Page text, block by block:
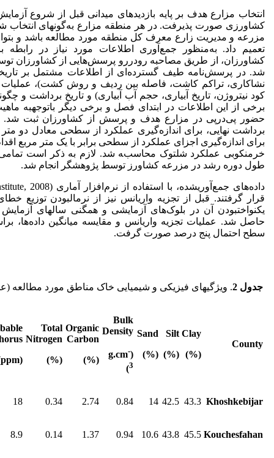
انتخاب مزارع هدف بر پایه بازدیدهای میدانی قبل از شروع
کشاورزی صورت پذیرفت. در هر منطقه مزارع به‌گونه­ای انتخاب
مزرعه و مدیریت زارع معرف کل منطقه مورد مطالعه باشد و
تعمیم داد. به‌منظور جمع‌آوری اطلاعات مورد نیاز در
کشاورزان، از طریق مصاحبه رو‌‌­در­‌رو پرسش‌هایی از کشاورزان
شد. در پرسش‌نامه طیف گسترده‌ای از اطلاعات مشتمل بر
نشاکاری، تراکم کاشت، فاصله بین ردیف و روش کشت)،
کود نیتروژن، تاریخ آبیاری، حجم آب آبیاری) و تاریخ برداشت و
برخی از این اطلاعات در ابتدای فصل و برخی دیگر با­توجه­به
حضور پی‌در‌پی در مزارع هدف و پرسش از کشاورزان ثبت شد.
برداشت نهایی، برای اندازه‌گیری عملکرد از سطحی معادل دو
برای اندازه‌گیری اجزای عملکرد از سطحی برابر با یک متر مربع
خرمن­کوبی عملکرد شلتوک محاسبه شد. لازم به ذکر است تمامی
طول دوره رشد در مزرعه کشاورز توسط پژوهشگر انجام شد.
قرار گرفتند. قبل از تجزیه واریانس نیز از نرمال­بودن توزیع
یکنواخت­بودن آن در بلوک‌­های آزمایشی و همگنی سال­های
حاصل شد. عملیات تجزیه واریانس و مقایسه میانگین داده‌ها،
سطح احتمال پنج درصد صورت گرفت.
جدول 2 . ویژگی­های فیزیکی و شیمیایی خاک مناطق مورد مطالعه (عمق صفر تا
County
Clay
(%)
Silt
(%)
Sand
(%)
Bulk
Density
(g.cm
-
3
)
Organic
Carbon
(%)
Total
Nitrogen
(%)
(ppm)
Khoshkebijar
43.3
42.5
14
0.84
2.74
0.34
18
Kouchesfahan
45.5
43.8
10.6
0.94
1.37
0.14
8.9